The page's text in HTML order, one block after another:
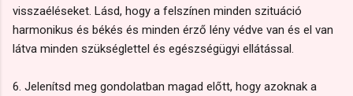
visszaéléseket. Lásd, hogy a felszínen minden szituáció
harmonikus és békés és minden érző lény védve van és el van
látva minden szükséglettel és egészségügyi ellátással.
6. Jelenítsd meg gondolatban magad előtt, hogy azoknak a